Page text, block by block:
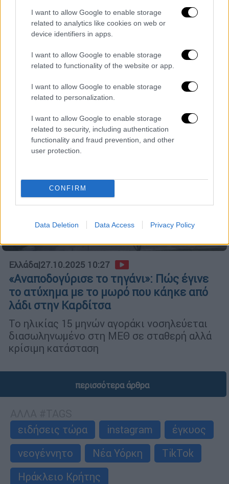
I want to allow Google to enable storage
related to analytics like cookies on web or
device identifiers in apps.
I want to allow Google to enable storage
related to functionality of the website or app.
I want to allow Google to enable storage
related to personalization.
I want to allow Google to enable storage
related to security, including authentication
functionality and fraud prevention, and other
user protection.
CONFIRM
Data Deletion Data Access Privacy Policy
Σέρρες: Γέννησε σε ασθενοφόρο του
ΕΚΑΒ κατά τη μεταφορά της σε
Ο γιατρός και η μαία προχώρησαν
Ελλάδα|27.10.2025 10:27
«Αναποδογύρισε το τηγάνι»: Πώς έγινε
το ατύχημα με το μωρό που κάηκε από
λάδι στην Καρδίτσα
Το ηλικίας 15 μηνών αγοράκι νοσηλεύεται
διασωληνωμένο στη ΜΕΘ σε σταθερή αλλά
κρίσιμη κατάσταση
περισσότερα άρθρα
ειδήσεις τώρα
instagram
έγκυος
νεογέννητο
Νέα Υόρκη
TikTok
Ηράκλειο Κρήτης